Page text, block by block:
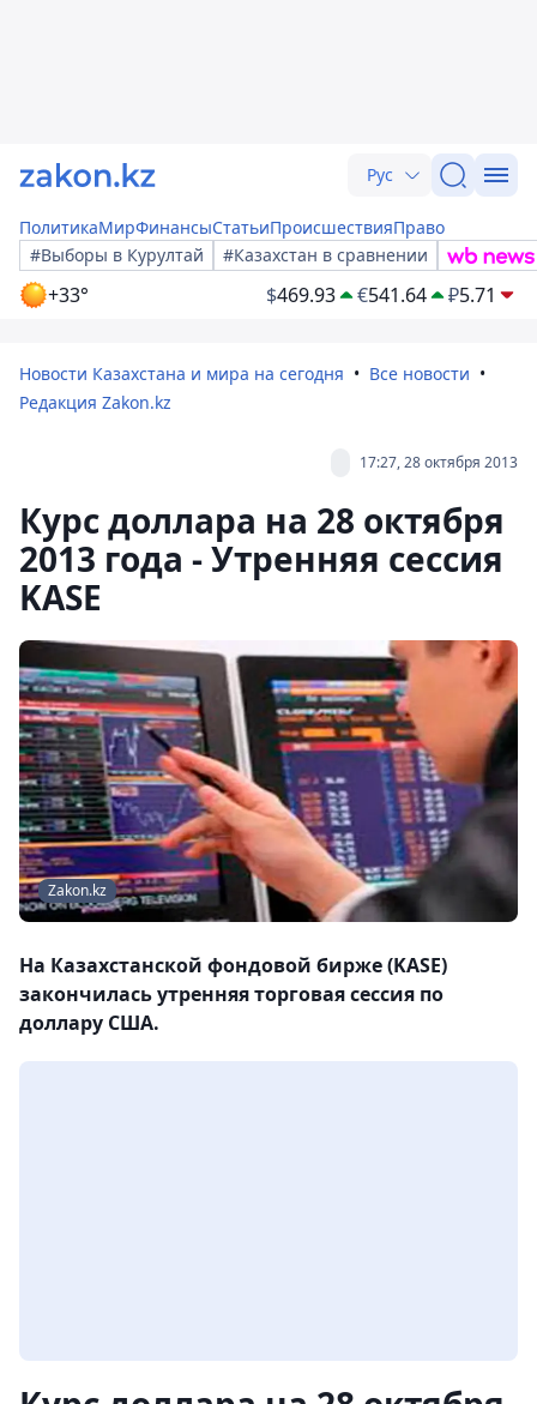
Рус
ПолитикаМирФинансыСтатьиПроисшествияПраво
#Выборы в Курултай
#Казахстан в сравнении
+33° $469.93 €541.64 ₽5.71
Новости Казахстана и мира на сегодня
Все новости
Редакция Zakon.kz
17:27, 28 октября 2013
Курс доллара на 28 октября
2013 года - Утренняя сессия
KASE
Zakon.kz
На Казахстанской фондовой бирже (KASE)
закончилась утренняя торговая сессия по
доллару США.